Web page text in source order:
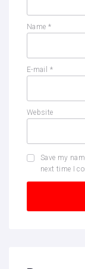
Name *
E-mail *
Website
Save my
next time I